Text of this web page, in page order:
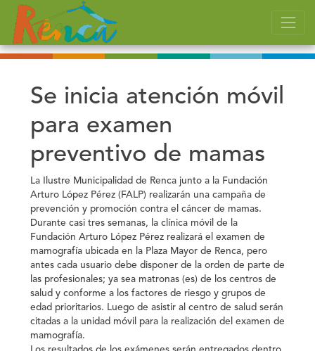
Se inicia atención móvil
para examen
preventivo de mamas
La Ilustre Municipalidad de Renca junto a la Fundación
Arturo López Pérez (FALP) realizarán una campaña de
prevención y promoción contra el cáncer de mamas.
Durante casi tres semanas, la clínica móvil de la
Fundación Arturo López Pérez realizará el examen de
mamografía ubicada en la Plaza Mayor de Renca, pero
antes cada usuario debe disponer de la orden de parte de
las profesionales; ya sea matronas (es) de los centros de
salud y conforme a los factores de riesgo y grupos de
edad prioritarios. Luego de asistir al centro de salud serán
citadas a la unidad móvil para la realización del examen de
mamografía.